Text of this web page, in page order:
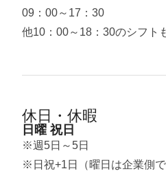
09：00～17：30
他10：00～18：30のシフト
休日・休暇
日曜 祝日
※週5日～5日
※日祝+1日（曜日は企業側で